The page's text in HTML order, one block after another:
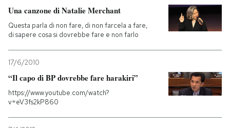
Una canzone di Natalie Merchant
Questa parla di non fare, di non farcela a fare,
di sapere cosa si dovrebbe fare e non farlo
17/6/2010
“Il capo di BP dovrebbe fare harakiri”
https://www.youtube.com/watch?
v=eV3fs2kP860